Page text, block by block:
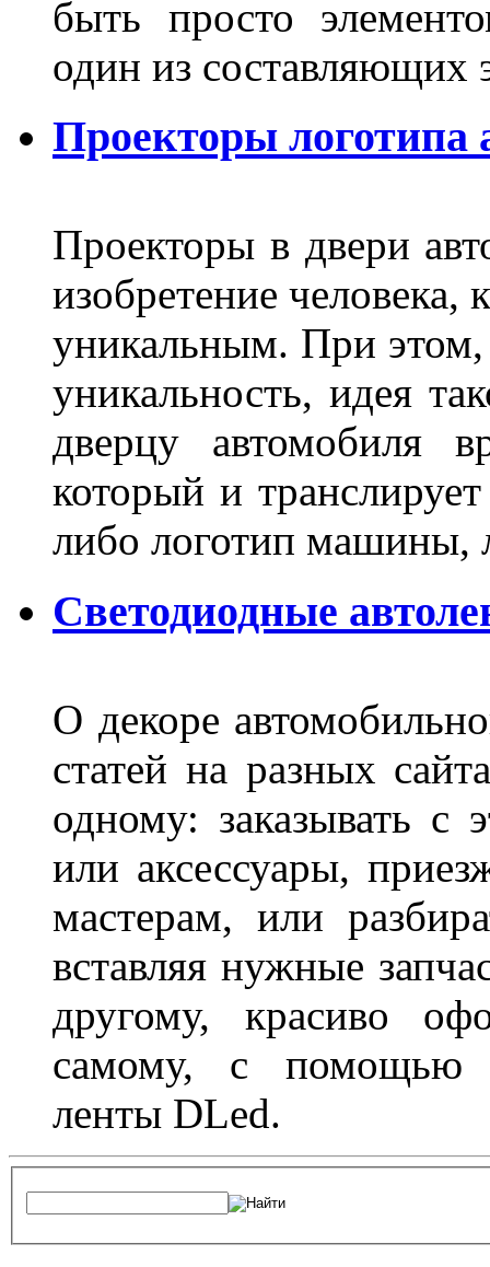
быть просто
один из
Проекторы логотипа
Проекторы в двери
изобретение человека,
уникальным. При этом,
уникальность, идея
дверцу автомобиля
который и
либо логотип машины,
Светодиодные
О декоре
статей на разных
одному: заказывать с
или аксессуары,
мастерам, или
вставляя нужные
другому, красиво
самому, с помощью
ленты DLed.